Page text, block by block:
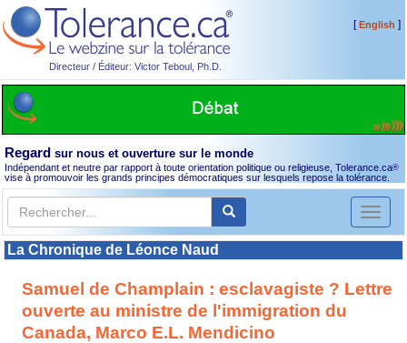
Directeur / Éditeur: Victor Teboul, Ph.D.
[English ]
Regard sur nous et ouverture sur le monde
Indépendant et neutre par rapport à toute orientation politique ou religieuse, Tolerance.ca®
vise à promouvoir les grands principes démocratiques sur lesquels repose la tolérance.
Toggle
La Chronique de Léonce Naud
Samuel de Champlain : esclavagiste ? Lettre
ouverte au ministre de l'immigration du
Canada, Marco E.L. Mendicino